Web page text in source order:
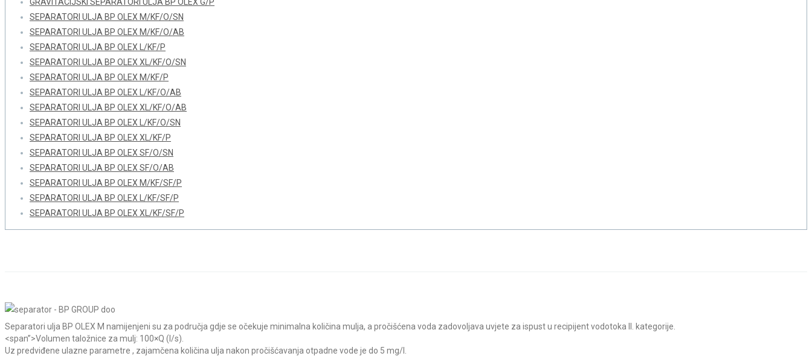
SEPARATORI ULJA BP OLEX M/KF/O/SN
SEPARATORI ULJA BP OLEX M/KF/O/AB
SEPARATORI ULJA BP OLEX L/KF/P
SEPARATORI ULJA BP OLEX XL/KF/O/SN
SEPARATORI ULJA BP OLEX M/KF/P
SEPARATORI ULJA BP OLEX L/KF/O/AB
SEPARATORI ULJA BP OLEX XL/KF/O/AB
SEPARATORI ULJA BP OLEX L/KF/O/SN
SEPARATORI ULJA BP OLEX XL/KF/P
SEPARATORI ULJA BP OLEX SF/O/SN
SEPARATORI ULJA BP OLEX SF/O/AB
SEPARATORI ULJA BP OLEX M/KF/SF/P
SEPARATORI ULJA BP OLEX L/KF/SF/P
SEPARATORI ULJA BP OLEX XL/KF/SF/P
Separatori ulja BP OLEX M namijenjeni su za područja gdje se očekuje minimalna količina mulja, a pročišćena voda zadovoljava uvjete za ispust u recipijent vodotoka II. kategorije.
<span”>Volumen taložnice za mulj: 100×Q (l/s).
Uz predviđene ulazne parametre , zajamčena količina ulja nakon pročišćavanja otpadne vode je do 5 mg/l.